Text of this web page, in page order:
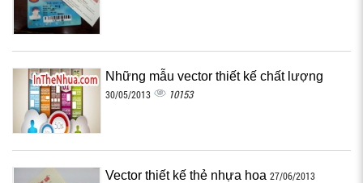
Những mẫu vector thiết kế chất lượng
30/05/2013 10153
Vector thiết kế thẻ nhựa hoa 27/06/2013